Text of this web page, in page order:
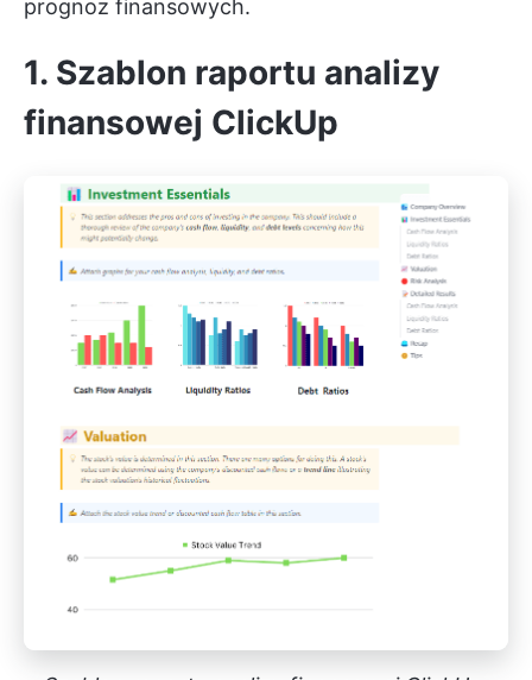
prognoz finansowych.
1. Szablon raportu analizy
finansowej ClickUp